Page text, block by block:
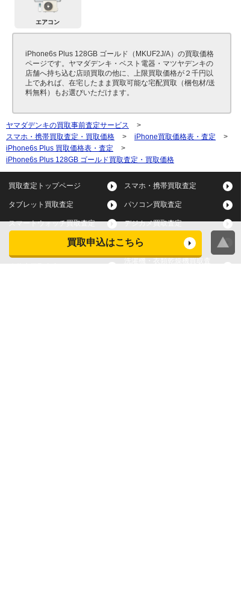
買取申込はこちら
エアコン
iPhone6s Plus 128GB ゴールド（MKUF2J/A）の買取価格
ページです。ヤマダデンキ・ベスト電器・マツヤデンキの
店舗へ持ち込む店頭買取の他に、上限買取価格が２千円以
上であれば、在宅したまま買取可能な宅配買取（梱包材/送
料無料）もお選びいただけます。
ヤマダデンキの買取事前査定サービス
>
スマホ・携帯買取査定・買取価格
> iPhone買取価格表・査定
>
iPhone6s Plus 買取価格表・査定
>
iPhone6s Plus 128GB ゴールド買取査定・買取価格
買取査定トップページ スマホ・携帯買取査定
タブレット買取査定 パソコン買取査定
スマートウォッチ買取査定 デジカメ買取査定
ビデオカメラ買取査定 テレビ買取査定